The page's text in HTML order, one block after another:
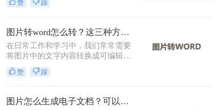
片转换成可编辑的Word文档可以大大
转换成word文档呢？下面将详细介绍
几种将照片转换成Word文档的方法，
希望对您有所帮助。
赞 踩
图片转word怎么转？这三种方法学习一下！
在日常工作和学习中，我们常常需要
将图片中的文字内容转换成可编辑的
Word文档。那么图片转word怎么转
呢？为了帮助您轻松实现这一转换，
Word的方法。
赞 踩
图片怎么生成电子文档？可以试试这三个方法！